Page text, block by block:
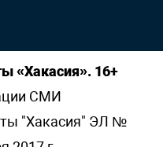
«Хакасия». 16+
СМИ
"Хакасия" ЭЛ №